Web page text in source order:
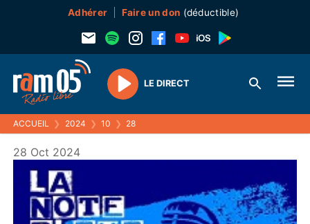
Adhérer Faire un don (déductible)
Play
LE DIRECT
ACCUEIL ❯ 2024 ❯ 10 ❯ 28
28 Oct 2024